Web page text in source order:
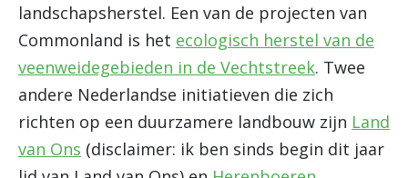
landschapsherstel. Een van de projecten van
Commonland is het ecologisch herstel van de
veenweidegebieden in de Vechtstreek. Twee
andere Nederlandse initiatieven die zich
richten op een duurzamere landbouw zijn Land
van Ons (disclaimer: ik ben sinds begin dit jaar